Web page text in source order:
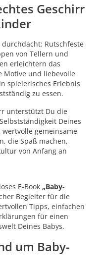
Geschirr
Rutschfeste
von Tellern und
erleichtern das
Motive und liebevolle
spielerisches Erlebnis
zu essen.
unterstützt Du die
Deines
gemeinsame
die Spaß machen,
von Anfang an
E-Book „Baby-
Begleiter für die
Tipps, einfachen
für einen
Deines Babys.
um Baby-